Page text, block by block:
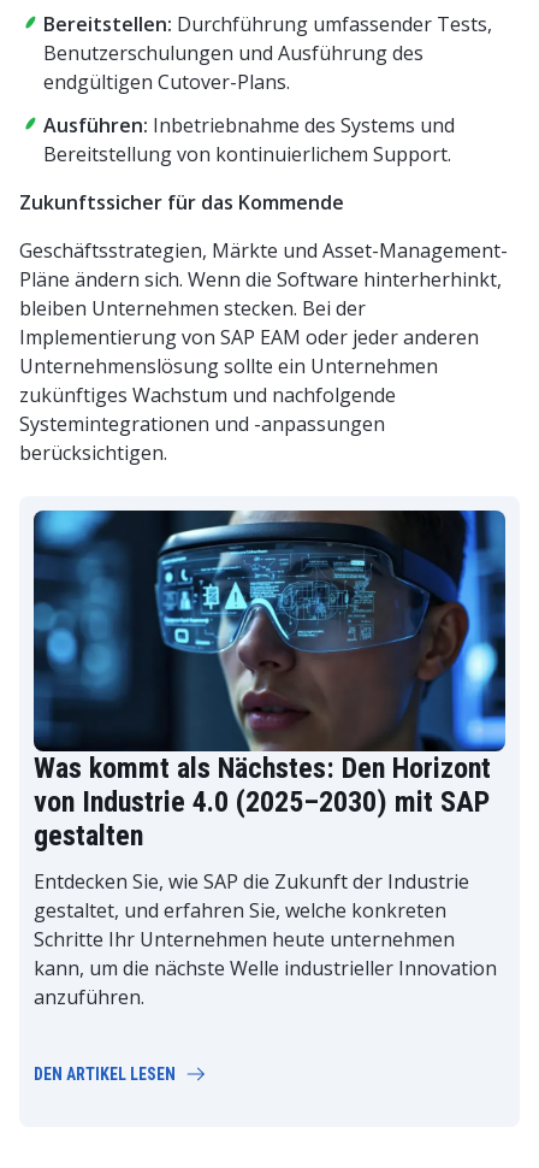
Bereitstellen: Durchführung umfassender Tests,
Benutzerschulungen und Ausführung des
endgültigen Cutover-Plans.
Ausführen: Inbetriebnahme des Systems und
Bereitstellung von kontinuierlichem Support.
Zukunftssicher für das Kommende
Geschäftsstrategien, Märkte und Asset-Management-
Pläne ändern sich. Wenn die Software hinterherhinkt,
bleiben Unternehmen stecken. Bei der
Implementierung von SAP EAM oder jeder anderen
Unternehmenslösung sollte ein Unternehmen
zukünftiges Wachstum und nachfolgende
Systemintegrationen und -anpassungen
berücksichtigen.
Was kommt als Nächstes: Den Horizont
von Industrie 4.0 (2025–2030) mit SAP
gestalten
Entdecken Sie, wie SAP die Zukunft der Industrie
gestaltet, und erfahren Sie, welche konkreten
Schritte Ihr Unternehmen heute unternehmen
kann, um die nächste Welle industrieller Innovation
anzuführen.
DEN ARTIKEL LESEN